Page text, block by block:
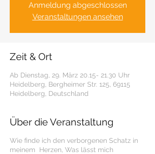
Anmeldung abgeschlossen
Veranstaltungen ansehen
Zeit & Ort
Ab Dienstag, 29. März 20.15- 21.30 Uhr
Heidelberg, Bergheimer Str. 125, 69115
Heidelberg, Deutschland
Über die Veranstaltung
Wie finde ich den verborgenen Schatz in
meinem Herzen, Was lässt mich